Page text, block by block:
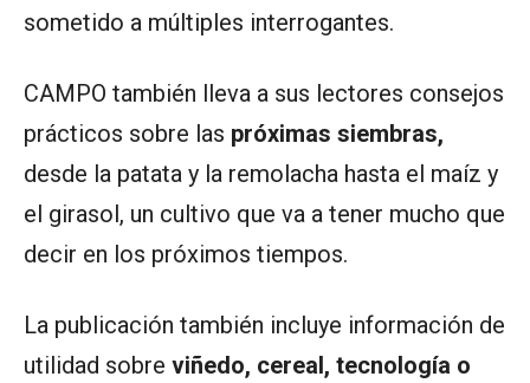
sometido a múltiples interrogantes.
CAMPO también lleva a sus lectores consejos
prácticos sobre las próximas siembras,
desde la patata y la remolacha hasta el maíz y
el girasol, un cultivo que va a tener mucho que
decir en los próximos tiempos.
La publicación también incluye información de
utilidad sobre viñedo, cereal, tecnología o